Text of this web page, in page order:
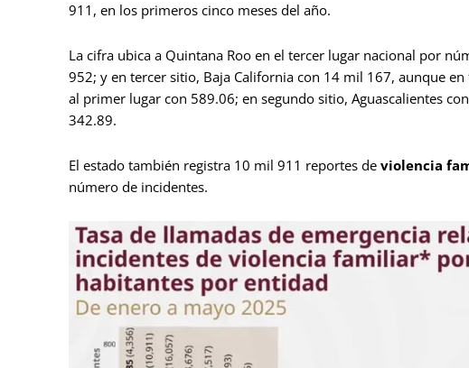
911, en los primeros cinco meses del año.
La cifra ubica a Quintana Roo en el tercer lugar nacional por
952; y en tercer sitio, Baja California con 14 mil 167, aunque
al primer lugar con 589.06; en segundo sitio, Aguascalientes
342.89.
El estado también registra 10 mil 911 reportes de violencia
número de incidentes.